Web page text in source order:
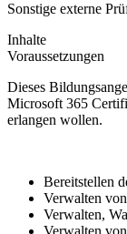
Sonstige externe
Inhalte
Voraussetzungen
Dieses
Microsoft 365
erlangen wollen.
Bereitstellen
Verwalten
Verwalten,